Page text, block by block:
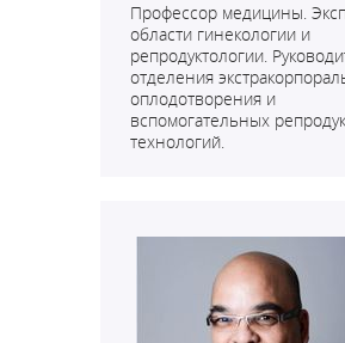
Профессор медицины.
области гинекологии и
репродуктологии.
отделения
оплодотворения и
вспомогательных
технологий.